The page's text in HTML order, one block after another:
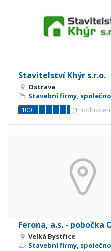
Stavitelství Khýr s.r.o.
Ostrava
Stavební firmy,
100
(1
Ferona, a.s. - pobočka
Velká Bystřice
Stavební firmy,